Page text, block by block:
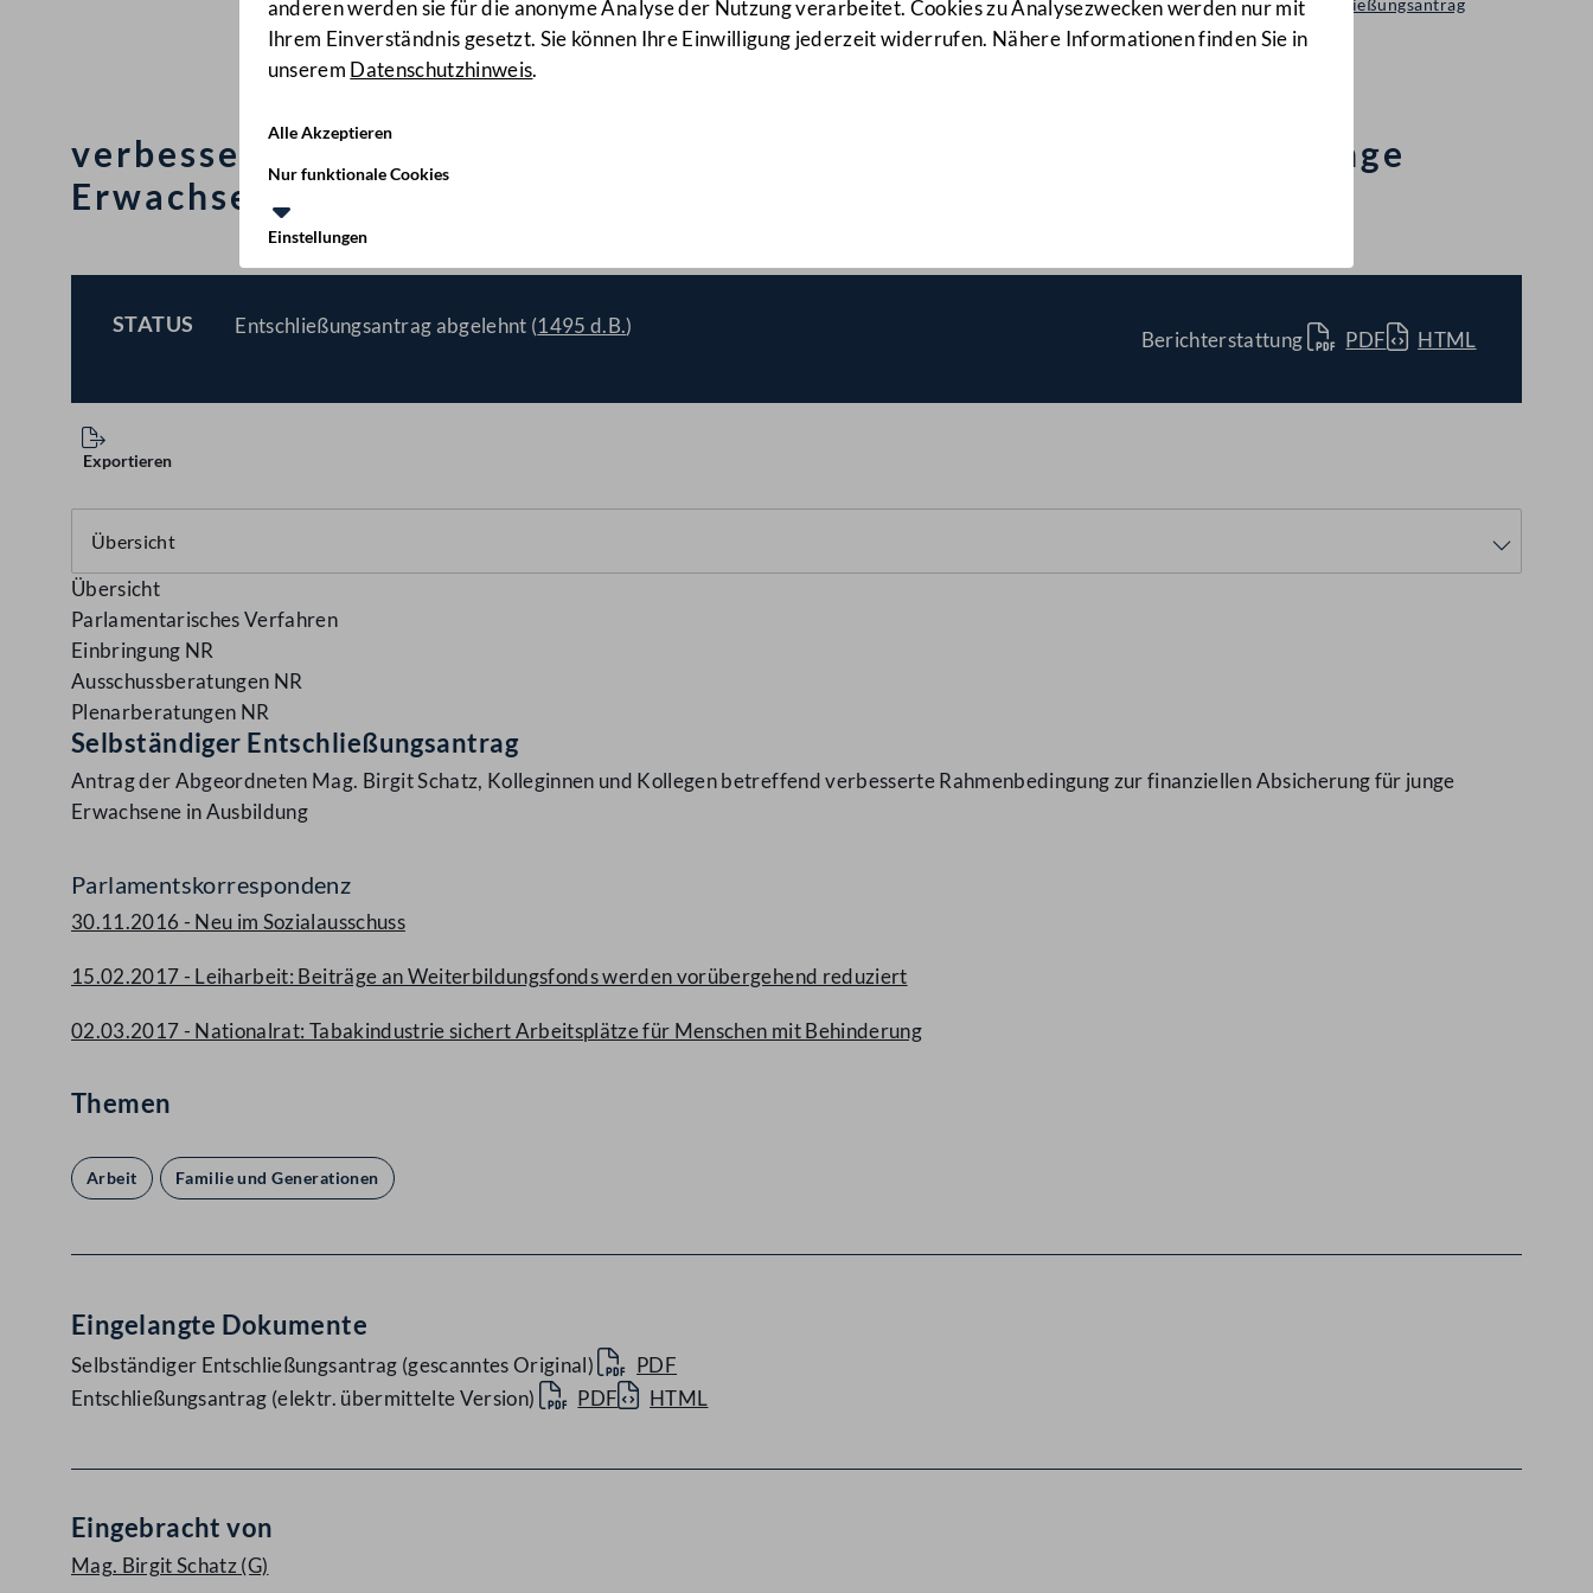
anderen werden sie für die anonyme Analyse der Nutzung verarbeitet. Cookies zu Analysezwecken werden nur mit
Ihrem Einverständnis gesetzt. Sie können Ihre Einwilligung jederzeit widerrufen. Nähere Informationen finden Sie in
unserem Datenschutzhinweis.
Alle Akzeptieren
Nur funktionale Cookies
Einstellungen
Selbständiger Entschließungsantrag
1898/A(E)
verbesserte Rahmenbedingung zur finanziellen Absicherung für junge
Erwachsene in Ausbildung
STATUS
Entschließungsantrag abgelehnt (1495 d.B.)
Berichterstattung PDF HTML
Exportieren
Übersicht
Parlamentarisches Verfahren
Einbringung NR
Ausschussberatungen NR
Plenarberatungen NR
Selbständiger Entschließungsantrag
Antrag der Abgeordneten Mag. Birgit Schatz, Kolleginnen und Kollegen betreffend verbesserte Rahmenbedingung zur finanziellen Absicherung für junge
Erwachsene in Ausbildung
Parlamentskorrespondenz
30.11.2016 - Neu im Sozialausschuss
15.02.2017 - Leiharbeit: Beiträge an Weiterbildungsfonds werden vorübergehend reduziert
02.03.2017 - Nationalrat: Tabakindustrie sichert Arbeitsplätze für Menschen mit Behinderung
Themen
Arbeit Familie und Generationen
Eingelangte Dokumente
Selbständiger Entschließungsantrag (gescanntes Original)
PDF
Entschließungsantrag (elektr. übermittelte Version)
PDF HTML
Eingebracht von
Mag. Birgit Schatz(G)